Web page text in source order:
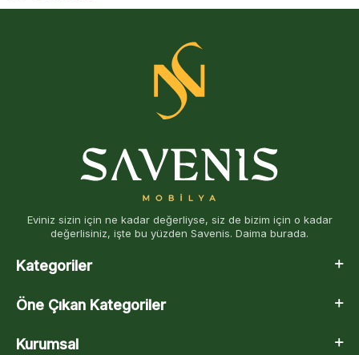
Eviniz sizin için ne kadar değerliyse, siz de bizim için o kadar
değerlisiniz, işte bu yüzden Savenis. Daima burada.
Kategoriler
Öne Çıkan Kategoriler
Kurumsal